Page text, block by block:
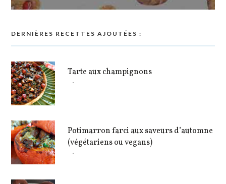
DERNIÈRES RECETTES AJOUTÉES :
Tarte aux champignons
Potimarron farci aux saveurs d’automne
(végétariens ou vegans)